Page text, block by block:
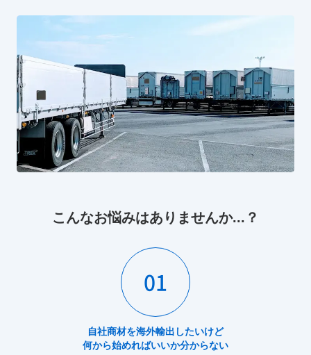
こんなお悩みはありませんか...？
01
自社商材を海外輸出したいけど
何から始めればいいか分からない